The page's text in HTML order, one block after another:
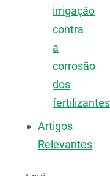
irrigação
contra
a
corrosão
dos
Artigos
Relevantes